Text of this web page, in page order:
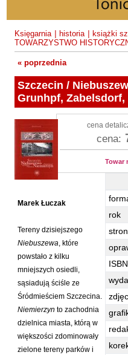
Filipowski Michał
Fluks Piotr
Frajlich Anna
Franczak Jerzy
Frenger Marek
Gedroyć Krzysztof
Gleń Adrian
Gondek Katarzyna
Gorszewski Paweł
Gryko Krzysztof
Gwiazda-Elmerych
Helbig Brygida
Hoffmann Krzysztof
Holden Gojtowski Jarek
Hrynacz Tomasz
Jakób Lech M.
Jakubowski Jarosław
Zbigniew KosiorowskiNawrót
Kazimierz Kyrcz Jr Punk
Grażyna Obrąpalska
Jakub Michał Pawłowski
Uta PrzybośCoraz
Gustaw Rajmus
Rafał SienkiewiczSmutny
Karol SamselAutodafe 8
Księgarnia historia książki
TOWARZYSTWO
« poprzednia
Szczecin /
Grunhpf, Zabelsdorf,
cena
cena:
Towar
rok
ISBN
Marek Łuczak
Tereny dzisiejszego
Niebuszewa, które
powstało z kilku
mniejszych osiedli,
sąsiadują ściśle ze
Śródmieściem Szczecina.
Niemierzyn to zachodnia
dzielnica miasta, którą w
większości zdominowały
zielone tereny parków i